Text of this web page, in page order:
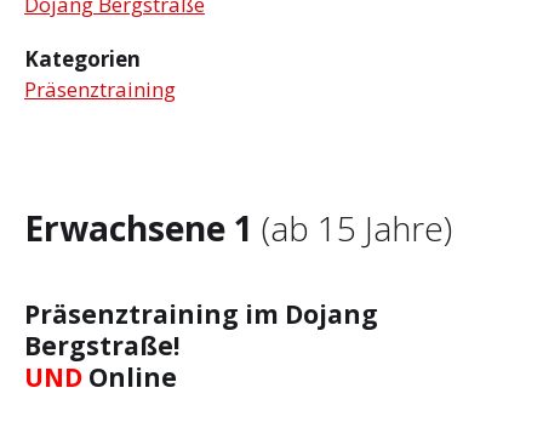
Kategorien
Präsenztraining
Erwachsene 1 (ab 15 Jahre)
Präsenztraining im Dojang
Bergstraße!
UND Online